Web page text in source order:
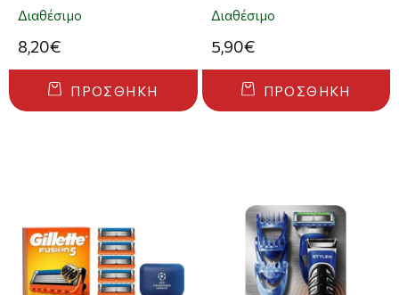
Διαθέσιμο
8,20€
ΠΡΟΣΘΉΚΗ
Διαθέσιμο
5,90€
ΠΡΟΣΘΉΚΗ